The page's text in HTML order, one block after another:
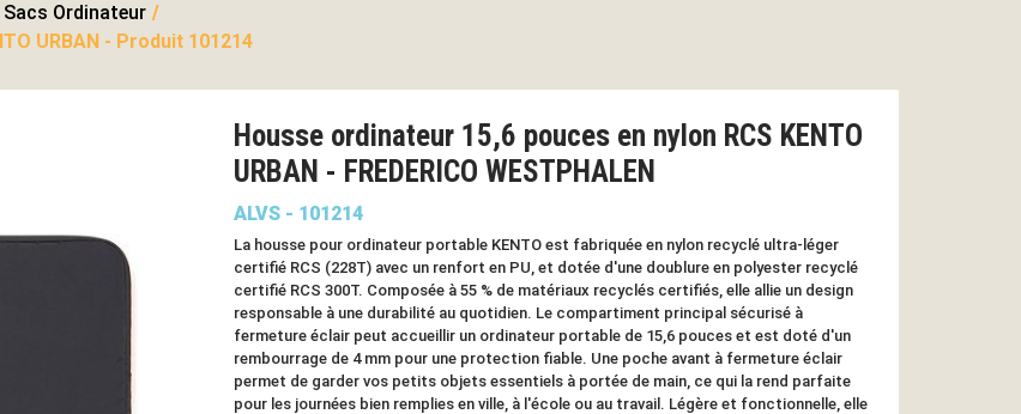
Sacs Ordinateur /
URBAN - Produit 101214
Housse ordinateur 15,6 pouces en nylon RCS KENTO
URBAN - FREDERICO WESTPHALEN
ALVS - 101214
La housse pour ordinateur portable KENTO est fabriquée en nylon recyclé ultra-léger
certifié RCS (228T) avec un renfort en PU, et dotée d'une doublure en polyester recyclé
certifié RCS 300T. Composée à 55 % de matériaux recyclés certifiés, elle allie un design
responsable à une durabilité au quotidien. Le compartiment principal sécurisé à
fermeture éclair peut accueillir un ordinateur portable de 15,6 pouces et est doté d'un
rembourrage de 4 mm pour une protection fiable. Une poche avant à fermeture éclair
permet de garder vos petits objets essentiels à portée de main, ce qui la rend parfaite
pour les journées bien remplies en ville, à l'école ou au travail. Légère et fonctionnelle, elle